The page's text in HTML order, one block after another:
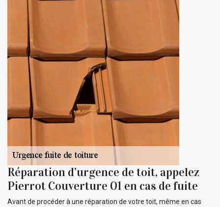
Réparation d’urgence de toit, appelez
Pierrot Couverture 01 en cas de fuite
Avant de procéder à une réparation de votre toit, même en cas